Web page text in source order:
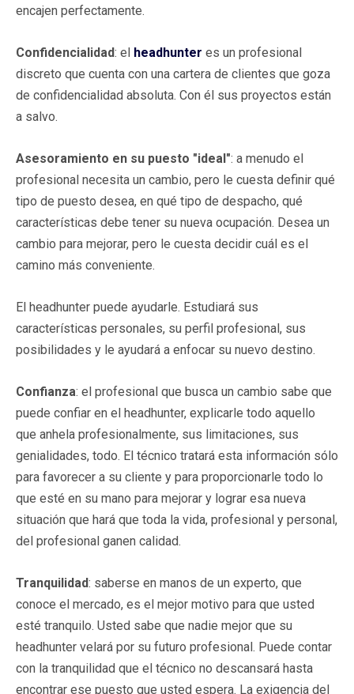
encajen perfectamente.
Confidencialidad: el headhunter es un profesional
discreto que cuenta con una cartera de clientes que goza
de confidencialidad absoluta. Con él sus proyectos están
a salvo.
Asesoramiento en su puesto "ideal": a menudo el
profesional necesita un cambio, pero le cuesta definir qué
tipo de puesto desea, en qué tipo de despacho, qué
características debe tener su nueva ocupación. Desea un
cambio para mejorar, pero le cuesta decidir cuál es el
camino más conveniente.
El headhunter puede ayudarle. Estudiará sus
características personales, su perfil profesional, sus
posibilidades y le ayudará a enfocar su nuevo destino.
Confianza: el profesional que busca un cambio sabe que
puede confiar en el headhunter, explicarle todo aquello
que anhela profesionalmente, sus limitaciones, sus
genialidades, todo. El técnico tratará esta información sólo
para favorecer a su cliente y para proporcionarle todo lo
que esté en su mano para mejorar y lograr esa nueva
situación que hará que toda la vida, profesional y personal,
del profesional ganen calidad.
Tranquilidad: saberse en manos de un experto, que
conoce el mercado, es el mejor motivo para que usted
esté tranquilo. Usted sabe que nadie mejor que su
headhunter velará por su futuro profesional. Puede contar
con la tranquilidad que el técnico no descansará hasta
encontrar ese puesto que usted espera. La exigencia del